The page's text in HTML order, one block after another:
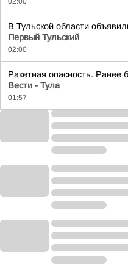
В Тульской области
Первый Тульский
02:00
Ракетная опасность.
Вести - Тула
01:57